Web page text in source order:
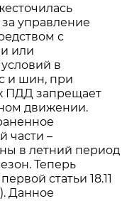
за управление
с
или
в
и шин, при
ПДД запрещает
движении.
части –
в летний период
Теперь
статьи 18.11
Данное